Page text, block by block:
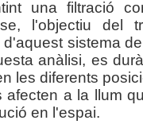
una filtració
l'objectiu del
sistema
anàlisi, es
les diferents
afecten a la llum
en l'espai.